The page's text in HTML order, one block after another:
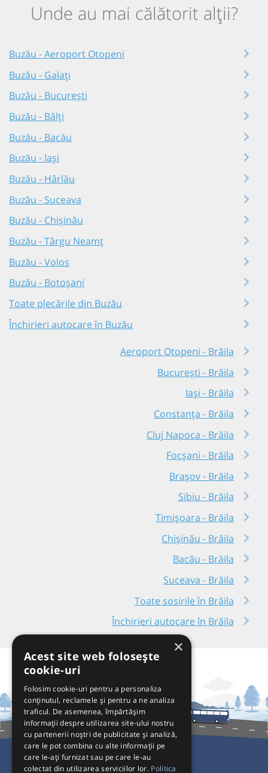
Unde au mai călătorit alții?
Buzău - Aeroport Otopeni
Buzău - Galați
Buzău - București
Buzău - Bălți
Buzău - Bacău
Buzău - Iași
Buzău - Hârlău
Buzău - Suceava
Buzău - Chișinău
Buzău - Târgu Neamț
Buzău - Volos
Buzău - Botoșani
Toate plecările din Buzău
Închirieri autocare în Buzău
Aeroport Otopeni - Brăila
București - Brăila
Iași - Brăila
Constanța - Brăila
Cluj Napoca - Brăila
Focșani - Brăila
Brașov - Brăila
Sibiu - Brăila
Timișoara - Brăila
Chișinău - Brăila
Bacău - Brăila
Suceava - Brăila
Toate sosirile în Brăila
Închirieri autocare în Brăila
×
Acest site web folosește
cookie-uri
Folosim cookie-uri pentru a personaliza
conținutul, reclamele și pentru a ne analiza
traficul. De asemenea, împărtășim
informații despre utilizarea site-ului nostru
cu partenerii noștri de publicitate și analiză,
care le pot combina cu alte informații pe
care le-ați furnizat sau pe care le-au
colectat din utilizarea serviciilor lor. Politica